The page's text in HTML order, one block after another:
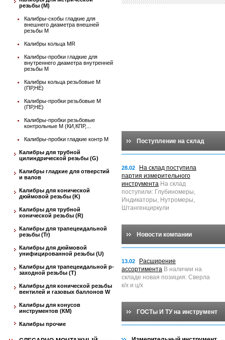
резьбы (М)
Калибры-скобы гладкие для
внешнего диаметра внешней
резьбы М
Калибры кольца MR
Калибры-пробки гладкие для
внутреннего диаметра внутренней
резьбы М
Калибры кольца резьбовые М
(ПР,НЕ)
Калибры-пробки резьбовые М
(ПР,НЕ)
Калибры-пробки резьбовые
контрольные М (КИ,КПР,...
Калибры-пробки гладкие контр М
Калибры для трубной
цилиндрической резьбы (G)
Калибры гладкие для отверстий
и валов
Калибры для конической
дюймовой резьбы (K)
Калибры для трубной
конической резьбы (R)
Калибры для трапецеидальной
резьбы (Tr)
Калибры для дюймовой
унифицированной резьбы (U)
Калибры для трапецеидальной p-
заходной резьбы (T)
Калибры для конической резьбы
вентилей и газовых баллонов W
Калибры для конусов
инструментов (КМ)
Калибры прочие
Поступление на склад
28.02
На склад поступила
партия измерительного
инструмента На склад
поступили: Глубиномеры,
Индикаторы, Нутромеры,
Штангенциркули
Новости компании
13.02
Расширение
ассортимента В наличии на
складе новая позиция: Сверла
к/х и ц/х
ГОСТы И ТУ на инструмент